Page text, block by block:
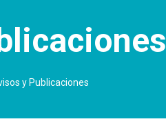
y Publicaciones